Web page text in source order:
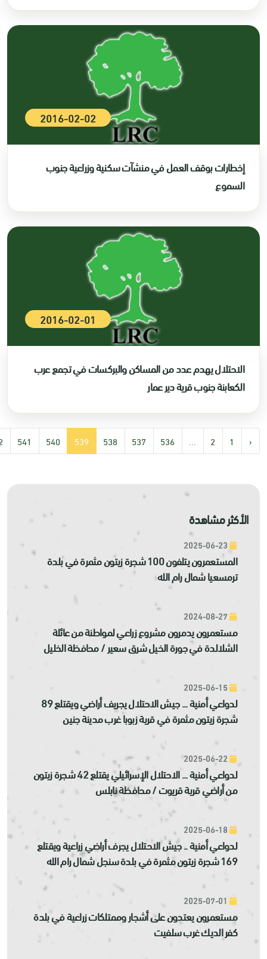
2016-02-02
إخطارات بوقف العمل في منشآت سكنية وزراعية جنوب
السموع
2016-02-01
الاحتلال يهدم عدد من المساكن والبركسات في تجمع عرب
الكعابنة جنوب قرية دير عمار
‹
1
2
...
536
537
538
539
540
541
الأكثر مشاهدة
المستعمرون يتلفون 100 شجرة زيتون مثمرة في بلدة
ترمسعيا شمال رام الله
مستعمرون يدمرون مشروع زراعي لمواطنة من عائلة
الشلالدة في جورة الخيل شرق سعير / محافظة الخليل
لدواعي أمنية ... جيش الاحتلال يجريف أراضي ويقتلع 89
شجرة زيتون مثمرة في قرية زبوبا غرب مدينة جنين
لدواعي أمنية ... الاحتلال الإسرائيلي يقتلع 42 شجرة زيتون
من أراضي قرية قريوت / محافظة نابلس
لدواعي أمنية .. جيش الاحتلال يجرف أراضي زراعية ويقتلع
169 شجرة زيتون مثمرة في بلدة سنجل شمال رام الله
مستعمرون يعتدون على أشجار وممتلكات زراعية في بلدة
كفر الديك غرب سلفيت